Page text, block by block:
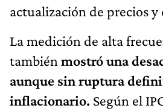
actualización de precios
La medición de alta
también mostró una
aunque sin ruptura
inflacionario. Según el